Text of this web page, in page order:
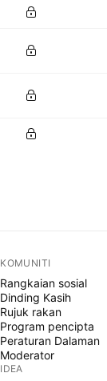
KOMUNITI
Rangkaian sosial
Dinding Kasih
Rujuk rakan
Program pencipta
Peraturan Dalaman
Moderator
IDEA